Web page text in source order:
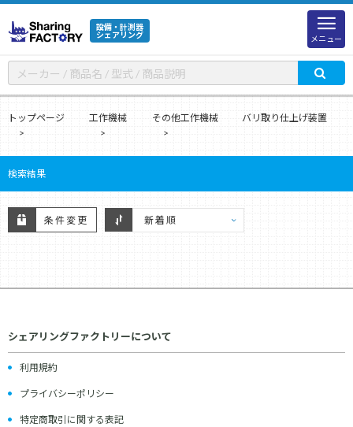
設備・計測器
シェアリング
メニュー
トップページ 工作機械 その他工作機械 バリ取り仕上げ装置
検索結果
条件変更
シェアリングファクトリーについて
利用規約
プライバシーポリシー
特定商取引に関する表記